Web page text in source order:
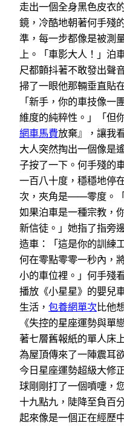
走出一個全身黑色皮衣
鏡，冷酷地朝著何手殘
準，每一步都像是被測
上。「車影大人！」泊
尺都顫抖著不敢發出聲
掃了一眼他那輛垂直貼
「新手，你的車技像一
維度的純粹性。」「
網車馬費放棄』，讓我
大人突然掏出一個像是
子按了一下。何手殘的
一百八十度，穩穩地停
次，夾角是——零度。「
如果泊車是一種宗教，
新信徒。」她指了指旁
造車：「這是你的訓練
何在零點零零一秒內，
小的車位裡。」何手殘
播放《小星星》的嬰兒
生活， 包養網單次比他
《失控的星座運勢與單
著七層舊報紙的單人床
為屋頂傳來了一陣震耳
今日星座運勢超級大修
球剛剛打了一個噴嚏，
十九點九，陡降至負百
起來像是一個正在經歷